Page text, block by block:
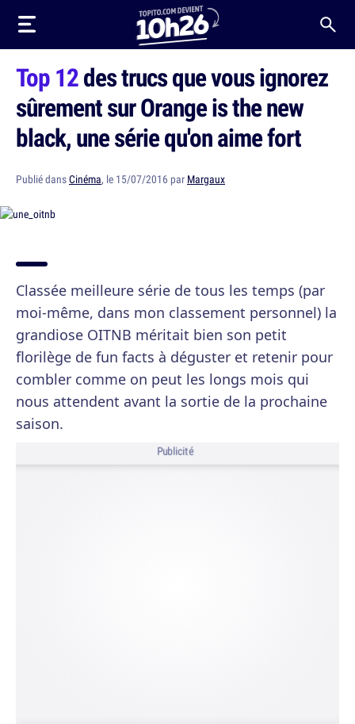
Top 12des trucs que vous ignorez
sûrement sur Orange is the new
black, une série qu'on aime fort
Publié dansCinéma, le 15/07/2016 par Margaux
Classée meilleure série de tous les temps (par
moi-même, dans mon classement personnel) la
grandiose OITNB méritait bien son petit
florilège de fun facts à déguster et retenir pour
combler comme on peut les longs mois qui
nous attendent avant la sortie de la prochaine
saison.
Publicité